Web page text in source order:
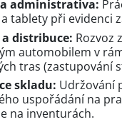
a administrativa:
tablety při evidenci
distribuce: Rozvoz
automobilem v
tras (zastupování
skladu: Udržování
uspořádání na
na inventurách.